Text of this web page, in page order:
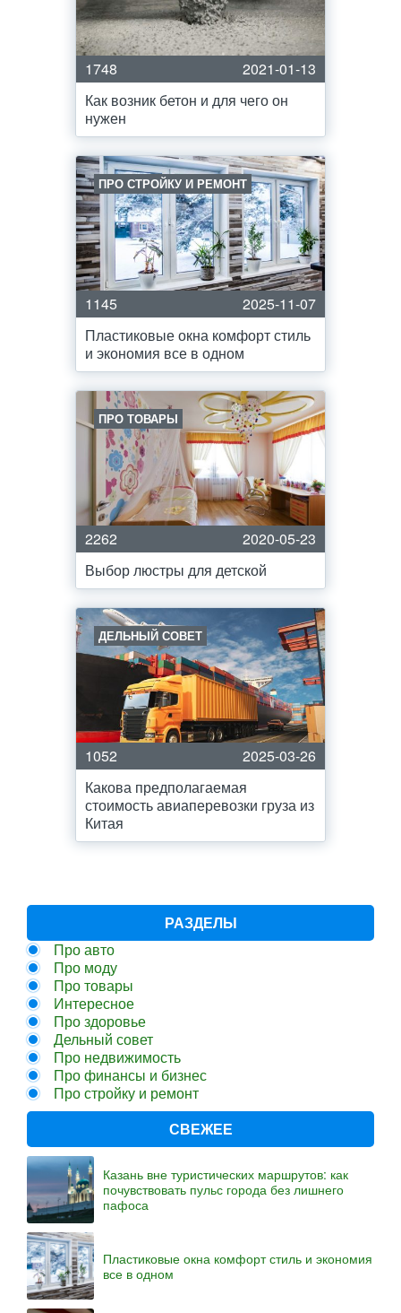
1748
2021-01-13
Как возник бетон и для чего он
нужен
ПРО СТРОЙКУ И РЕМОНТ
1145
2025-11-07
Пластиковые окна комфорт стиль
и экономия все в одном
ПРО ТОВАРЫ
2262
2020-05-23
Выбор люстры для детской
ДЕЛЬНЫЙ СОВЕТ
1052
2025-03-26
Какова предполагаемая
стоимость авиаперевозки груза из
Китая
РАЗДЕЛЫ
Про авто
Про моду
Про товары
Интересное
Про здоровье
Дельный совет
Про недвижимость
Про финансы и бизнес
Про стройку и ремонт
СВЕЖЕЕ
Казань вне туристических маршрутов: как
почувствовать пульс города без лишнего
пафоса
Пластиковые окна комфорт стиль и экономия
все в одном